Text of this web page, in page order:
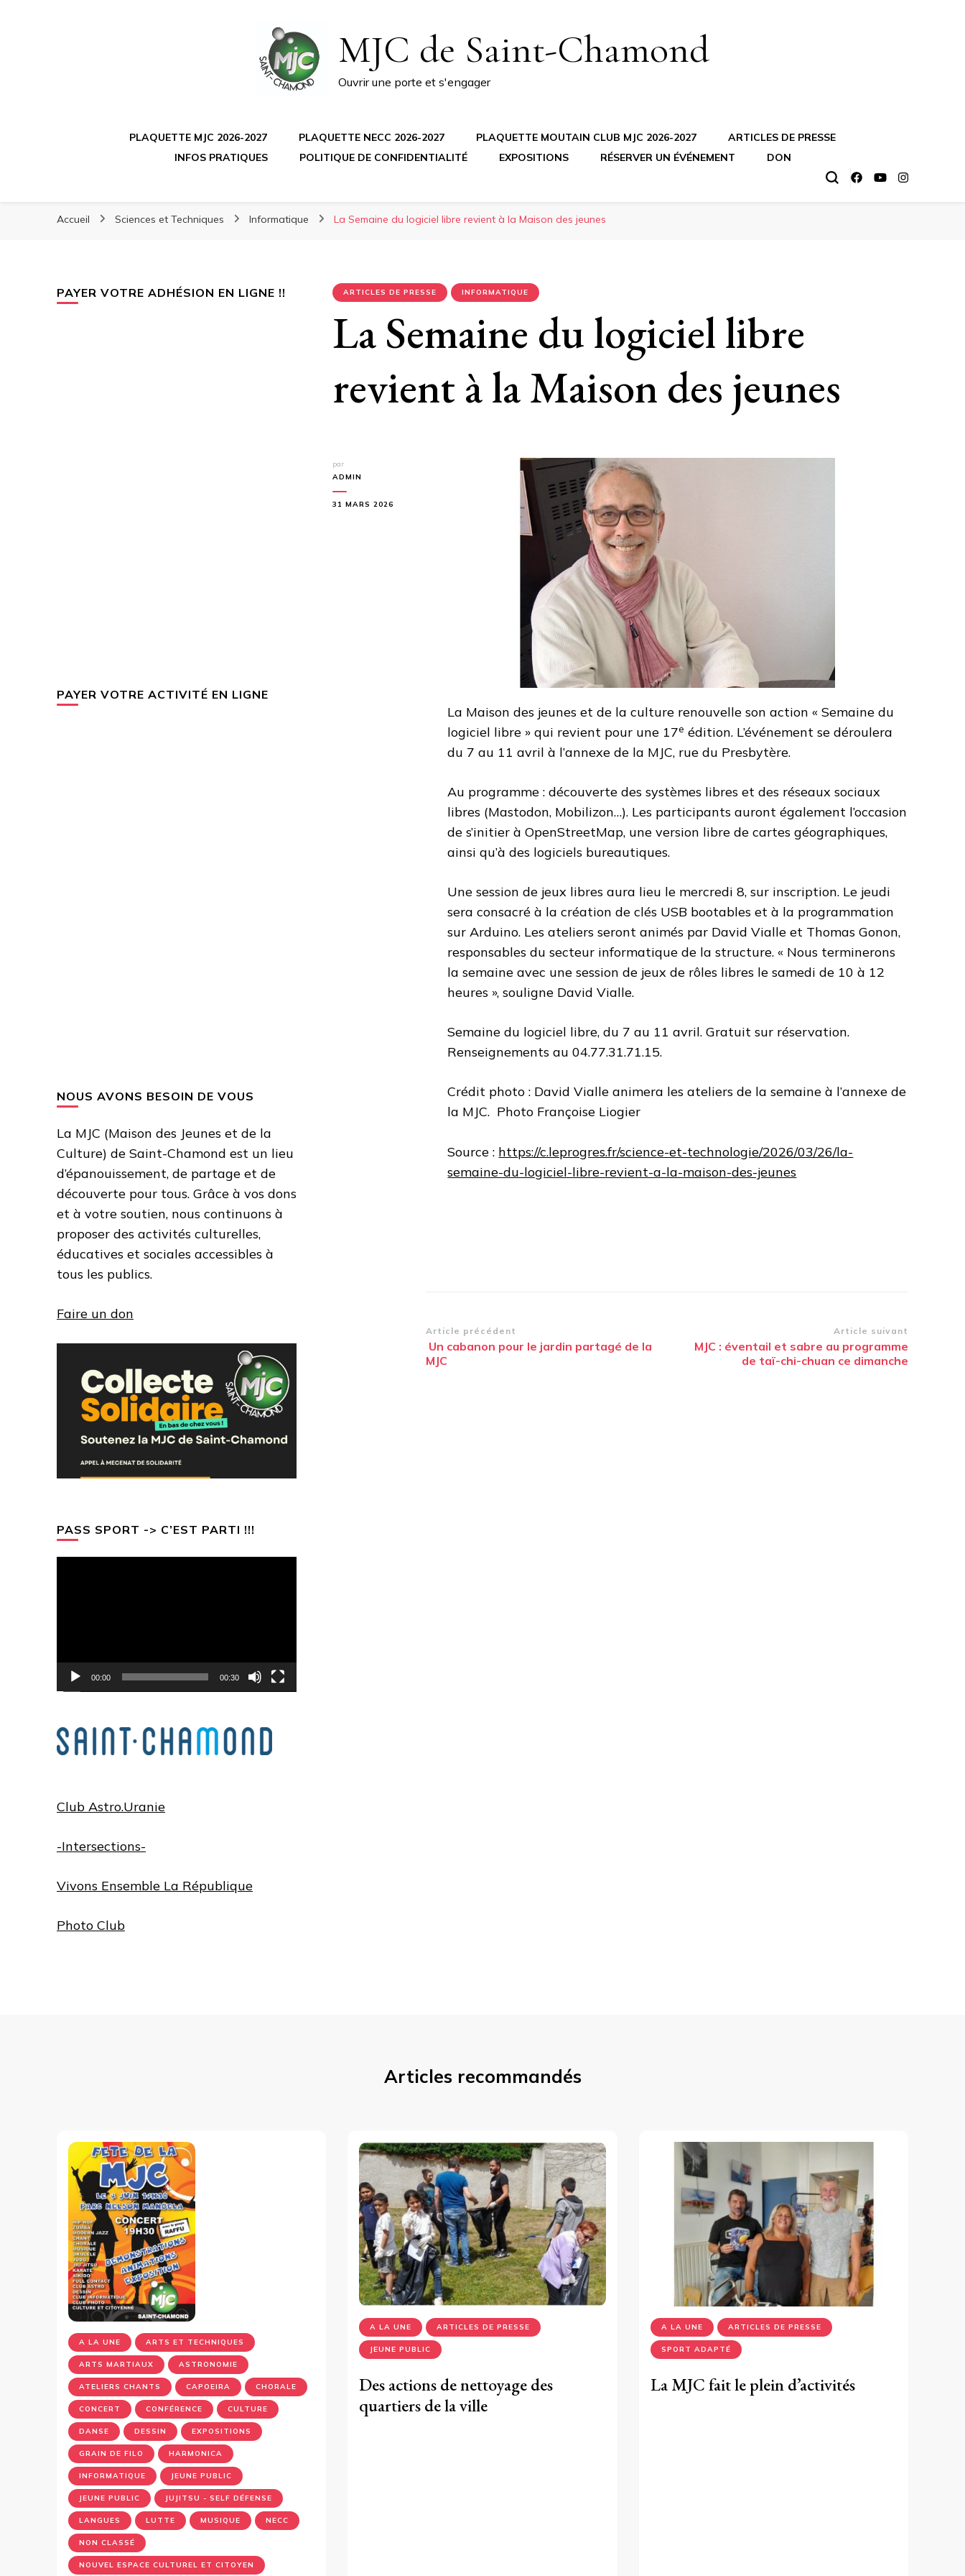
MJC de Saint-Chamond
Ouvrir une porte et s'engager
PLAQUETTE MJC 2026-2027 PLAQUETTE NECC 2026-2027 PLAQUETTE MOUTAIN CLUB MJC 2026-2027
ARTICLES DE PRESSE
INFOS PRATIQUES
POLITIQUE DE CONFIDENTIALITÉ EXPOSITIONS RÉSERVER UN ÉVÉNEMENT DON
Accueil Sciences et Techniques Informatique La Semaine du logiciel libre revient à la Maison des jeunes
ARTICLES DE PRESSE INFORMATIQUE
La Semaine du logiciel libre
revient à la Maison des jeunes
par
ADMIN
31 MARS 2026
La Maison des jeunes et de la culture renouvelle son action « Semaine du
logiciel libre » qui revient pour une 17e édition. L’événement se déroulera
du 7 au 11 avril à l’annexe de la MJC, rue du Presbytère.
Au programme : découverte des systèmes libres et des réseaux sociaux
libres (Mastodon, Mobilizon…). Les participants auront également l’occasion
de s’initier à OpenStreetMap, une version libre de cartes géographiques,
ainsi qu’à des logiciels bureautiques.
Une session de jeux libres aura lieu le mercredi 8, sur inscription. Le jeudi
sera consacré à la création de clés USB bootables et à la programmation
sur Arduino. Les ateliers seront animés par David Vialle et Thomas Gonon,
responsables du secteur informatique de la structure. « Nous terminerons
la semaine avec une session de jeux de rôles libres le samedi de 10 à 12
heures », souligne David Vialle.
Semaine du logiciel libre, du 7 au 11 avril. Gratuit sur réservation.
Renseignements au 04.77.31.71.15.
Crédit photo : David Vialle animera les ateliers de la semaine à l’annexe de
la MJC. Photo Françoise Liogier
Source : https://c.leprogres.fr/science-et-technologie/2026/03/26/la-
semaine-du-logiciel-libre-revient-a-la-maison-des-jeunes
Navigation
d’article
Article précédent
Un cabanon pour le jardin partagé de la
MJC
Article suivant
MJC : éventail et sabre au programme
de taï-chi-chuan ce dimanche
PAYER VOTRE ADHÉSION EN LIGNE !!
PAYER VOTRE ACTIVITÉ EN LIGNE
NOUS AVONS BESOIN DE VOUS
La MJC (Maison des Jeunes et de la
Culture) de Saint-Chamond est un lieu
d’épanouissement, de partage et de
découverte pour tous. Grâce à vos dons
et à votre soutien, nous continuons à
proposer des activités culturelles,
éducatives et sociales accessibles à
tous les publics.
Faire un don
PASS SPORT -> C’EST PARTI !!!
00:00 00:30
Club Astro.Uranie
-Intersections-
Vivons Ensemble La République
Photo Club
Articles recommandés
A LA UNE ARTS ET TECHNIQUES
ARTS MARTIAUX ASTRONOMIE
ATELIERS CHANTS CAPOEIRA CHORALE
CONCERT CONFÉRENCE CULTURE
DANSE DESSIN EXPOSITIONS
GRAIN DE FILO HARMONICA
INFORMATIQUE JEUNE PUBLIC
JEUNE PUBLIC JUJITSU - SELF DÉFENSE
LANGUES LUTTE MUSIQUE NECC
NON CLASSÉ
NOUVEL ESPACE CULTUREL ET CITOYEN
A LA UNE ARTICLES DE PRESSE
JEUNE PUBLIC
Des actions de nettoyage des
quartiers de la ville
A LA UNE ARTICLES DE PRESSE
SPORT ADAPTÉ
La MJC fait le plein d’activités